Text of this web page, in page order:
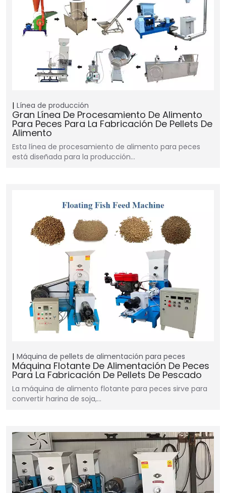
Línea de producción
Gran Línea De Procesamiento De Alimento
Para Peces Para La Fabricación De Pellets De
Alimento
Esta línea de procesamiento de alimento para peces
está diseñada para la producción…
Máquina de pellets de alimentación para peces
Máquina Flotante De Alimentación De Peces
Para La Fabricación De Pellets De Pescado
La máquina de alimento flotante para peces sirve para
convertir harina de soja,…